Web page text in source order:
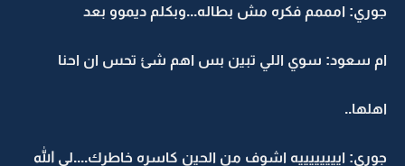
جوري: امممم فكره مش بطاله...وبكلم ديموو بعد
ام سعود: سوي اللي تبين بس اهم شئ تحس ان احنا
اهلها..
جوري: اييييييييه اشوف من الحين كاسره خاطرك....لي الله